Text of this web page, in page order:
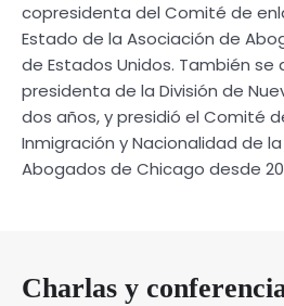
copresidenta del Comité de
Estado de la Asociación de
de Estados Unidos. También
presidenta de la División de
dos años, y presidió el Comité
Inmigración y Nacionalidad de
Abogados de Chicago desde
Charlas y